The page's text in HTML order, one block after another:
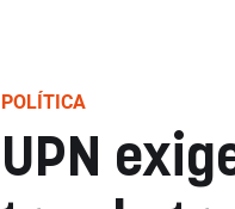
POLÍTICA
UPN